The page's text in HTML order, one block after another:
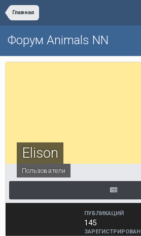
Главная
Форум Animals NN
Elison
Пользователи
ПУБЛИКАЦИЙ
145
ЗАРЕГИСТРИРОВАН